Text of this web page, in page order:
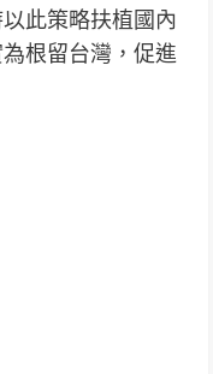
此策略扶植國內
根留台灣，促進